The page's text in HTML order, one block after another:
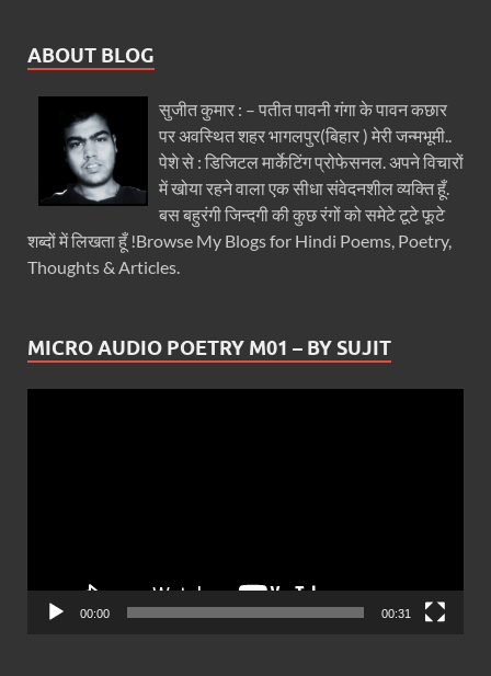
ABOUT BLOG
सुजीत कुमार : – पतीत पावनी गंगा के पावन कछार
पर अवस्थित शहर भागलपुर(बिहार ) मेरी जन्मभूमी..
पेशे से : डिजिटल मार्केटिंग प्रोफेसनल. अपने विचारों
में खोया रहने वाला एक सीधा संवेदनशील व्यक्ति हूँ.
बस बहुरंगी जिन्दगी की कुछ रंगों को समेटे टूटे फूटे
शब्दों में लिखता हूँ !Browse My Blogs for Hindi Poems, Poetry,
Thoughts & Articles.
MICRO AUDIO POETRY M01 – BY SUJIT
00:00 00:31